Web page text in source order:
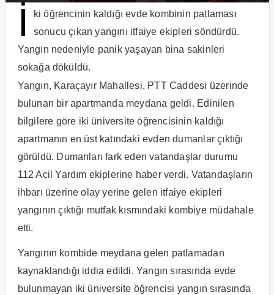
İ
ki öğrencinin kaldığı evde kombinin patlaması
sonucu çıkan yangını itfaiye ekipleri söndürdü.
Yangın nedeniyle panik yaşayan bina sakinleri
sokağa döküldü.
Yangın, Karaçayır Mahallesi, PTT Caddesi üzerinde
bulunan bir apartmanda meydana geldi. Edinilen
bilgilere göre iki üniversite öğrencisinin kaldığı
apartmanın en üst katındaki evden dumanlar çıktığı
görüldü. Dumanları fark eden vatandaşlar durumu
112 Acil Yardım ekiplerine haber verdi. Vatandaşların
ihbarı üzerine olay yerine gelen itfaiye ekipleri
yangının çıktığı mutfak kısmındaki kombiye müdahale
etti.
Yangının kombide meydana gelen patlamadan
kaynaklandığı iddia edildi. Yangın sırasında evde
bulunmayan iki üniversite öğrencisi yangın sırasında